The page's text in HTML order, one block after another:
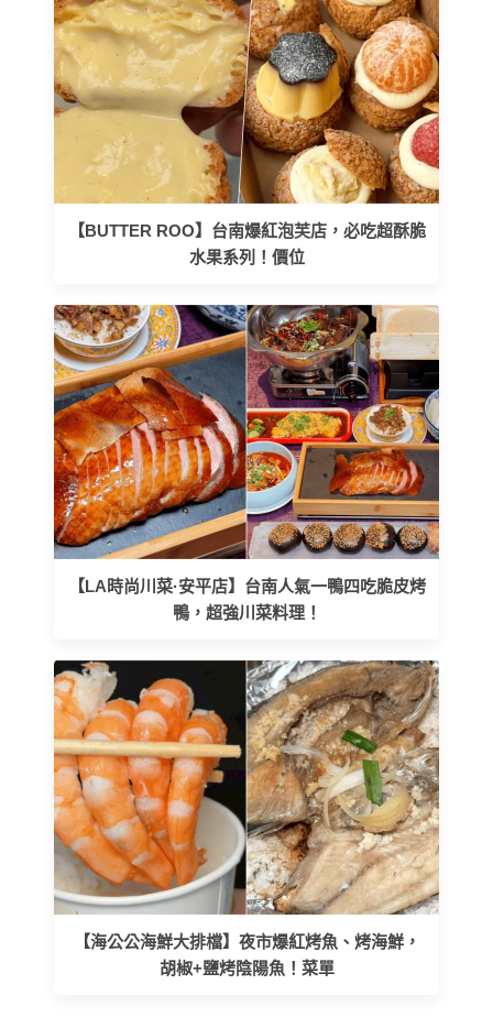
【BUTTER ROO】台南爆紅泡芙店，必吃超酥脆
水果系列！價位
【LA時尚川菜·安平店】台南人氣一鴨四吃脆皮烤
鴨，超強川菜料理！
【海公公海鮮大排檔】夜市爆紅烤魚、烤海鮮，
胡椒+鹽烤陰陽魚！菜單